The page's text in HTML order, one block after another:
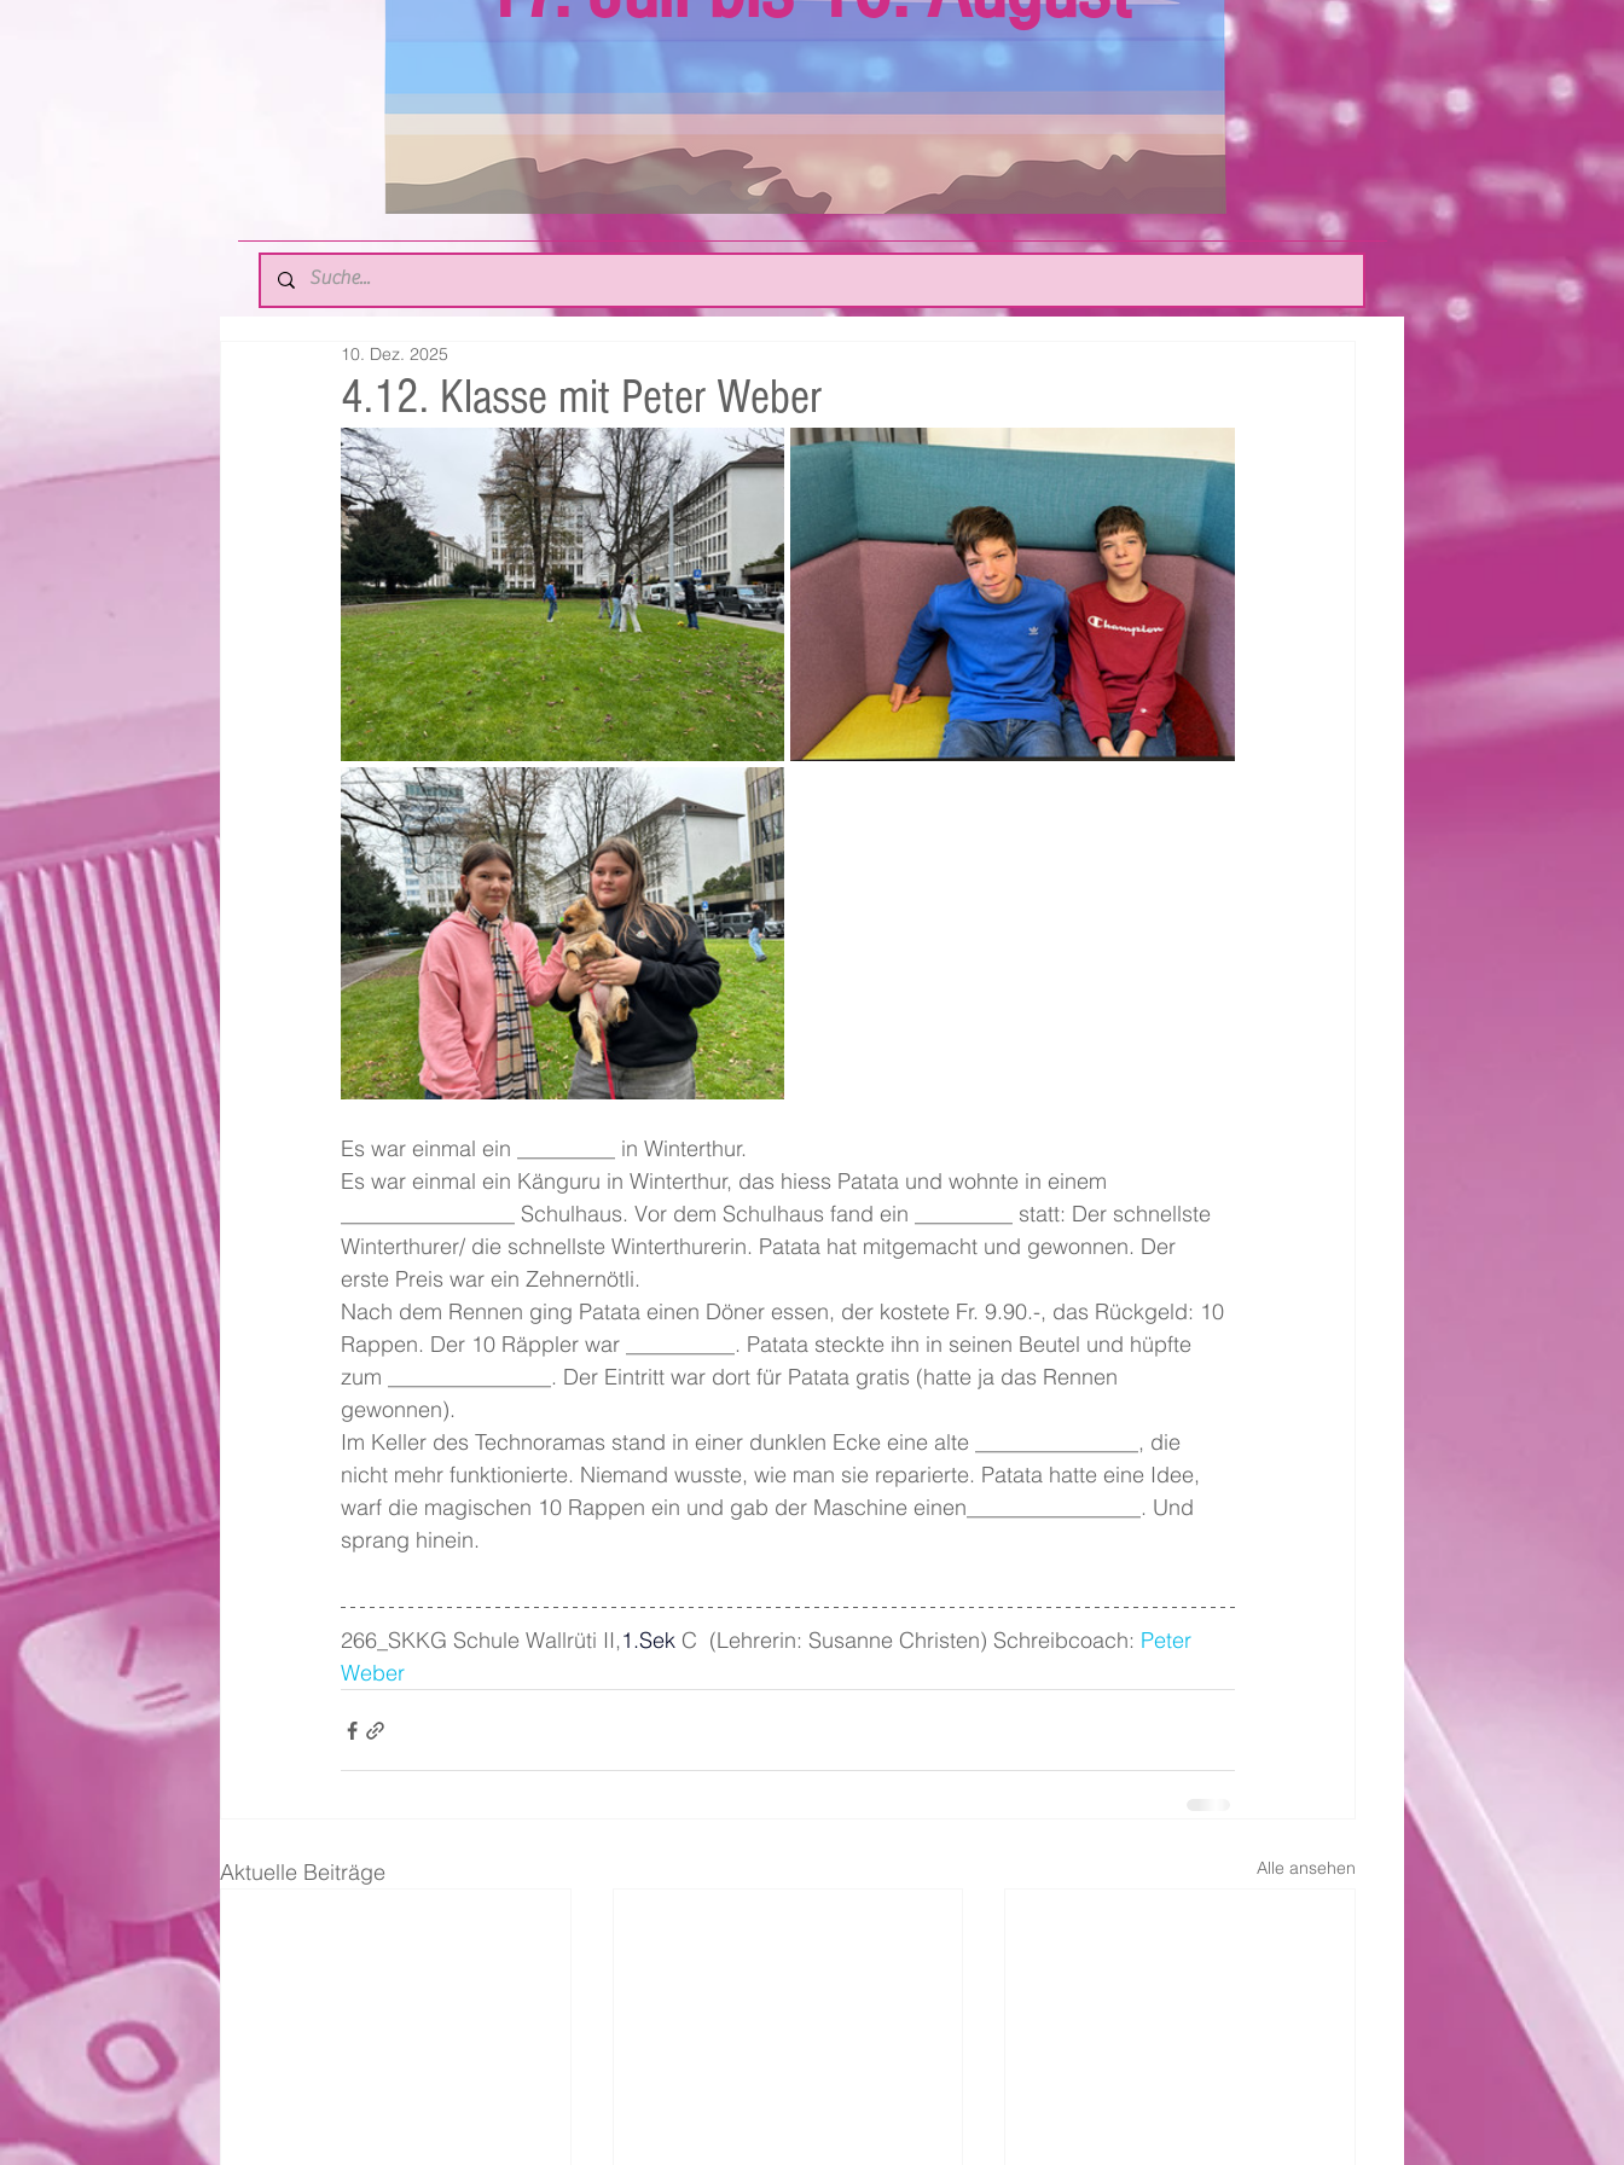
4.12. Klasse mit Peter Weber
10. Dez. 2025
Es war einmal ein _________ in Winterthur.
Es war einmal ein Känguru in Winterthur, das hiess Patata und wohnte in einem
________________ Schulhaus. Vor dem Schulhaus fand ein _________ statt: Der schnellste
Winterthurer/ die schnellste Winterthurerin. Patata hat mitgemacht und gewonnen. Der
erste Preis war ein Zehnernötli.
Nach dem Rennen ging Patata einen Döner essen, der kostete Fr. 9.90.-, das Rückgeld: 10
Rappen. Der 10 Räppler war __________. Patata steckte ihn in seinen Beutel und hüpfte
zum _______________. Der Eintritt war dort für Patata gratis (hatte ja das Rennen
gewonnen).
Im Keller des Technoramas stand in einer dunklen Ecke eine alte _______________, die
nicht mehr funktionierte. Niemand wusste, wie man sie reparierte. Patata hatte eine Idee,
warf die magischen 10 Rappen ein und gab der Maschine einen________________. Und
sprang hinein.
266_SKKG Schule Wallrüti II,1.Sek C  (Lehrerin: Susanne Christen) Schreibcoach: Peter
Weber
Aktuelle Beiträge Alle ansehen